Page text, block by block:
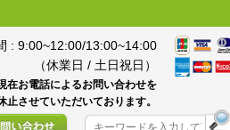
: 9:00~12:00/13:00~14:00
（休業日 / 土日祝日）
在お電話によるお問い合わせを
止させていただいております。